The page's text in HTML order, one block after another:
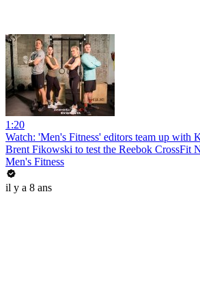
1:20
Watch: 'Men's Fitness' editors team up with
Brent Fikowski to test the Reebok CrossFit
Men's Fitness
il y a 8 ans